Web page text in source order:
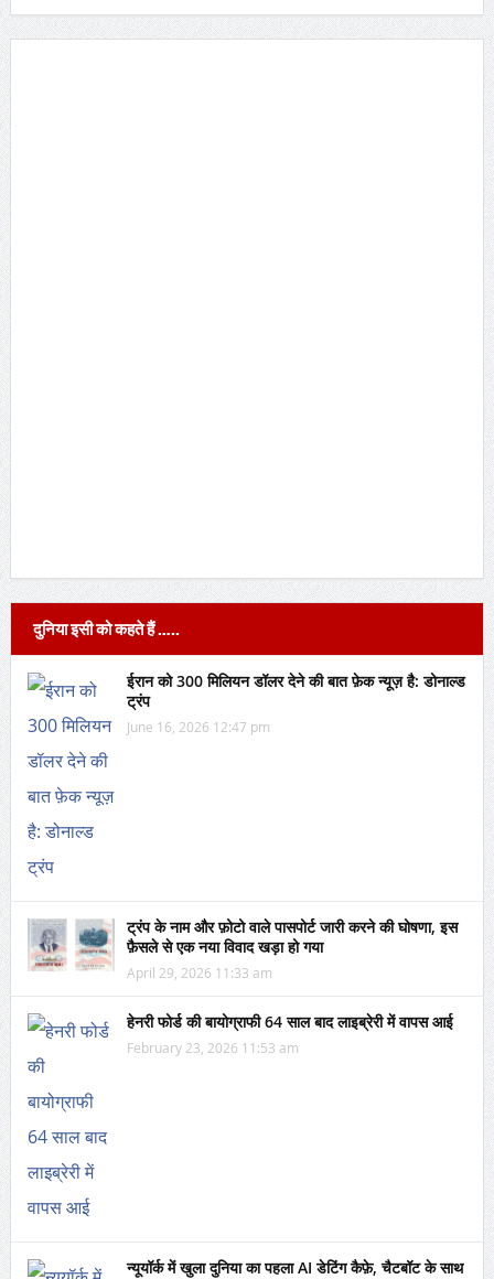
दुनिया इसी को कहते हैं …..
ईरान को 300 मिलियन डॉलर देने की बात फ़ेक न्यूज़ है: डोनाल्ड
ट्रंप
June 16, 2026 12:47 pm
ट्रंप के नाम और फ़ोटो वाले पासपोर्ट जारी करने की घोषणा, इस
फ़ैसले से एक नया विवाद खड़ा हो गया
April 29, 2026 11:33 am
हेनरी फोर्ड की बायोग्राफी 64 साल बाद लाइब्रेरी में वापस आई
February 23, 2026 11:53 am
न्यूयॉर्क में खुला दुनिया का पहला AI डेटिंग कैफ़े, चैटबॉट के साथ